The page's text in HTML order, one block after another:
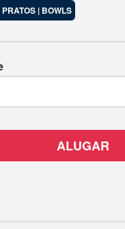
| BOWLS
ALUGAR